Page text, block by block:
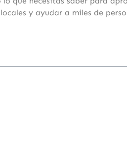
y ayudar a miles de